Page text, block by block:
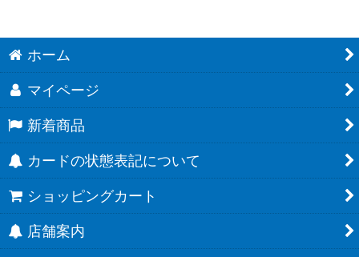
ホーム
マイページ
新着商品
カードの状態表記について
ショッピングカート
店舗案内